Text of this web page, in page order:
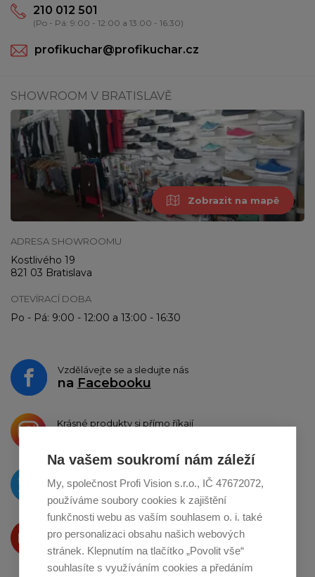
210 012 501
(Po - Pá: 9:00 - 12:00 a 13:00 - 16:30)
profikuchar@profikuchar.cz
SHOWROOM V BRATISLAVĚ
Zobrazit na mapě
ADRESA SHOWROOMU
Kostlivého 19
821 03 Bratislava
OTEVÍRACÍ DOBA
Po - Pá: 9:00 - 12:00 a 13:00 - 16:30
Vzdělávejte se a sledujte nás
na Facebooku
Krásné produkty si přímo říkají
O novinkách píšeme
naTwitteru
Produkty Vám představujeme
na Youtube
Na vašem soukromí nám záleží
My, společnost Profi Vision s.r.o., IČ 47672072,
používáme soubory cookies k zajištění
funkčnosti webu as vaším souhlasem o. i. také
pro personalizaci obsahu našich webových
stránek. Klepnutím na tlačítko „Povolit vše“
souhlasíte s využíváním cookies a předáním